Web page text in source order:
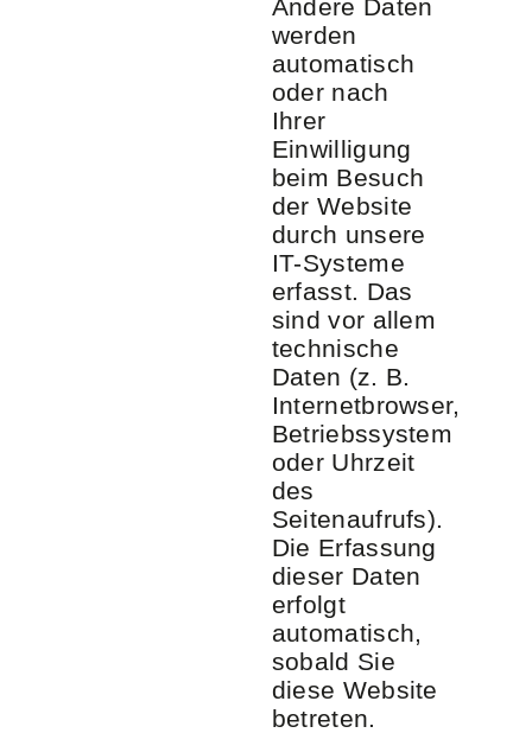
Andere Daten
werden
automatisch
oder nach
Ihrer
Einwilligung
beim Besuch
der Website
durch unsere
IT-Systeme
erfasst. Das
sind vor allem
technische
Daten (z. B.
Internetbrowser,
Betriebssystem
oder Uhrzeit
des
Seitenaufrufs).
Die Erfassung
dieser Daten
erfolgt
automatisch,
sobald Sie
diese Website
betreten.